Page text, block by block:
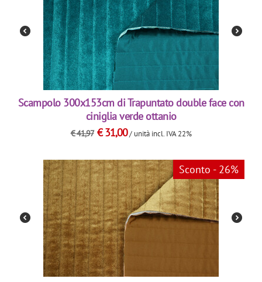
Scampolo 300x153cm di Trapuntato double face con
ciniglia verde ottanio
€41,97 €31,00 / unità incl. IVA 22%
Sconto - 26%